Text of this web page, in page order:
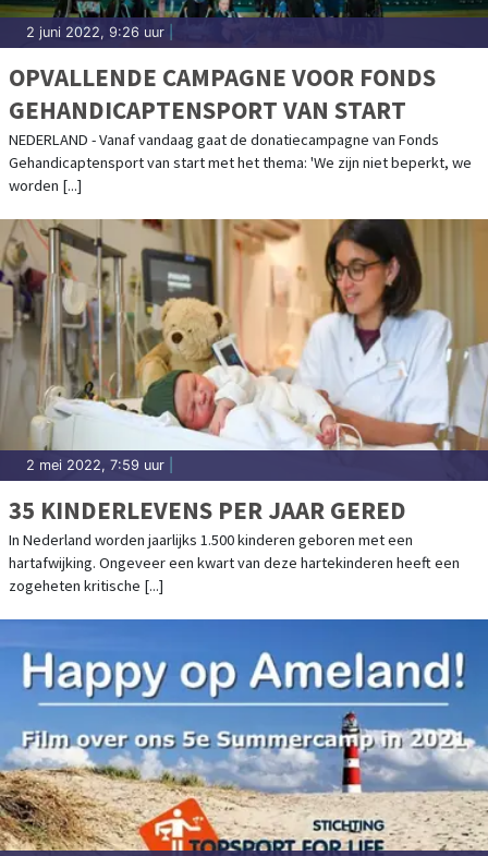
2 juni 2022, 9:26 uur
OPVALLENDE CAMPAGNE VOOR FONDS
GEHANDICAPTENSPORT VAN START
NEDERLAND - Vanaf vandaag gaat de donatiecampagne van Fonds
Gehandicaptensport van start met het thema: 'We zijn niet beperkt, we
worden [...]
2 mei 2022, 7:59 uur
35 KINDERLEVENS PER JAAR GERED
In Nederland worden jaarlijks 1.500 kinderen geboren met een
hartafwijking. Ongeveer een kwart van deze hartekinderen heeft een
zogeheten kritische [...]